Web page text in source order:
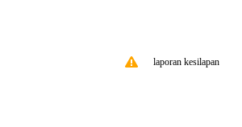
laporan kesilapan